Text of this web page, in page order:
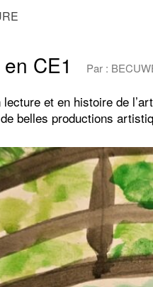
CE1 Par :
et en histoire de
belles productions